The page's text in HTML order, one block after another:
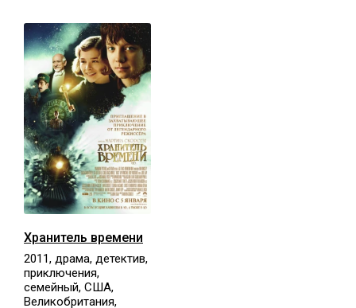
Хранитель времени
2011, драма, детектив,
приключения,
семейный, США,
Великобритания,